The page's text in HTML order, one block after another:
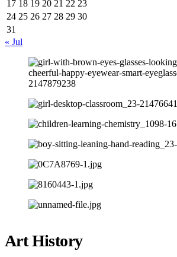
17 18 19 20 21 22 23
24 25 26 27 28 29 30
31
« Jul
Art History